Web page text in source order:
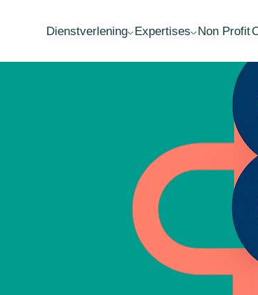
Dienstverlening Expertises
Faillisement
Waardebepaling
Estate planning
Non Profit